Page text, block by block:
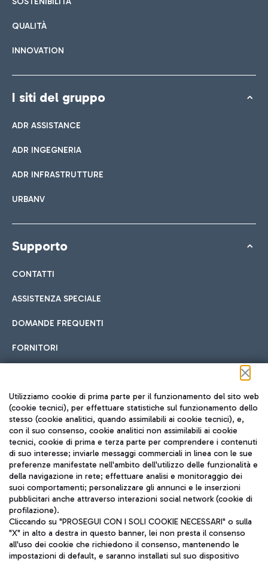
QUALITÀ
INNOVATION
I siti del gruppo
ADR ASSISTANCE
ADR INGEGNERIA
ADR INFRASTRUTTURE
URBANV
Supporto
CONTATTI
ASSISTENZA SPECIALE
DOMANDE FREQUENTI
FORNITORI
Seguici sui social
TRAVEL JOURNAL
ITA
Utilizziamo cookie di prima parte per il funzionamento del sito web
(cookie tecnici), per effettuare statistiche sul funzionamento dello
stesso (cookie analitici, quando assimilabili ai cookie tecnici), e,
con il suo consenso, cookie analitici non assimilabili ai cookie
tecnici, cookie di prima e terza parte per comprendere i contenuti
di suo interesse; inviarle messaggi commerciali in linea con le sue
preferenze manifestate nell'ambito dell'utilizzo delle funzionalità e
della navigazione in rete; effettuare analisi e monitoraggio dei
suoi comportamenti; personalizzare gli annunci e le inserzioni
pubblicitari anche attraverso interazioni social network (cookie di
profilazione).
Cliccando su "PROSEGUI CON I SOLI COOKIE NECESSARI" o sulla
"X" in alto a destra in questo banner, lei non presta il consenso
all'uso dei cookie che richiedono il consenso, mantenendo le
impostazioni di default, e saranno installati sul suo dispositivo